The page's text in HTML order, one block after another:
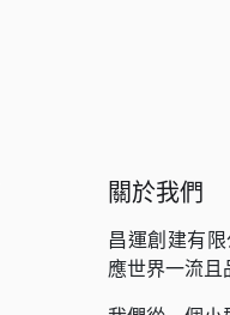
關於我們
昌運創建有
應世界一流且